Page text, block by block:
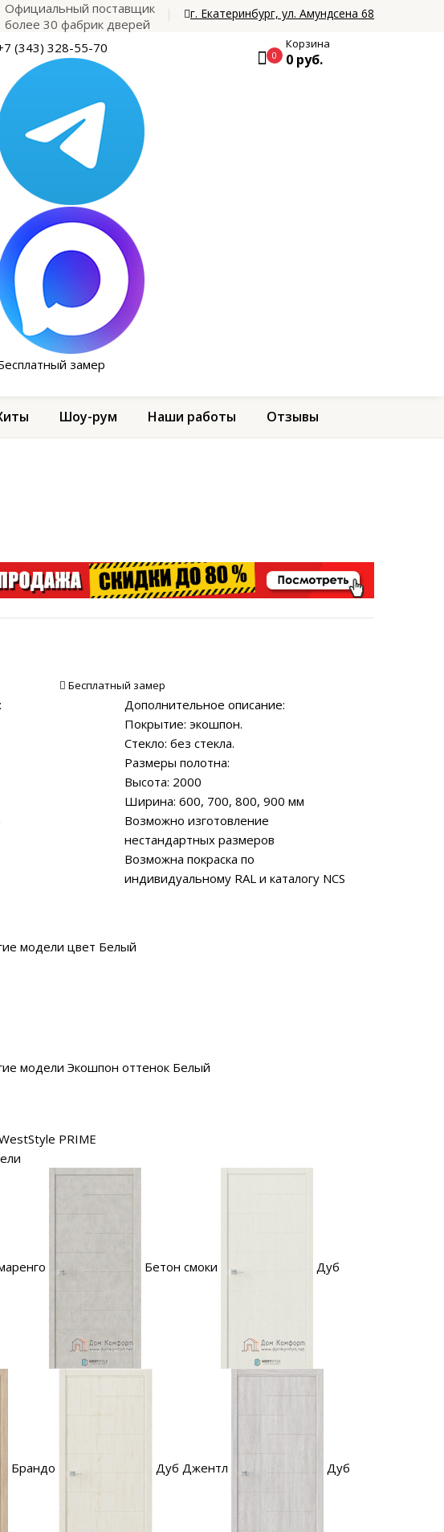
Официальный поставщик
более 30 фабрик дверей
г. Екатеринбург, ул. Амундсена 68
(343) 328-55-70
замер
0
Корзина
0 руб.
Шоу-рум Наши работы Отзывы
Бесплатный замер
Дополнительное описание:
Покрытие: экошпон.
Стекло: без стекла.
Размеры полотна:
Высота: 2000
Ширина: 600, 700, 800, 900 мм
Возможно изготовление
нестандартных размеров
Возможна покраска по
индивидуальному RAL и каталогу NCS
модели цвет Белый
модели Экошпон оттенок Белый
PRIME
Бетон смоки Дуб
Брандо Дуб Джентл Дуб